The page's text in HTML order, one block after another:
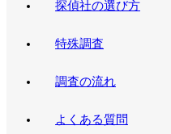
探偵社の選び方
特殊調査
調査の流れ
よくある質問